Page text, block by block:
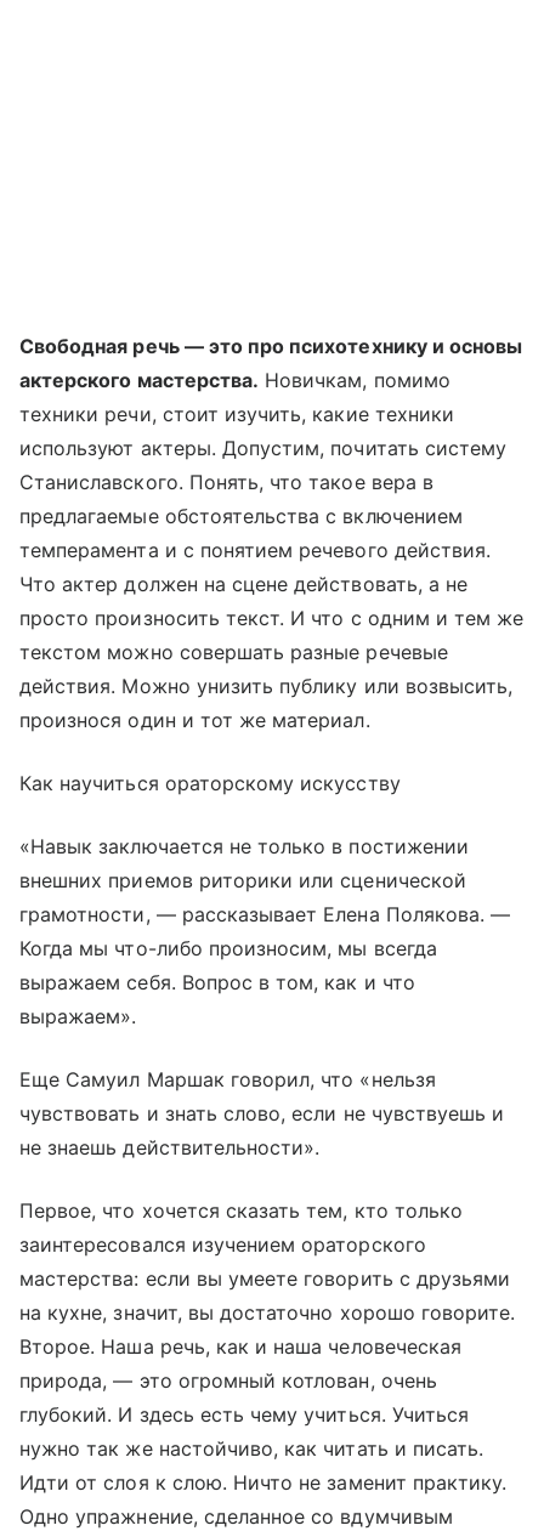
Свободная речь — это про психотехнику и основы
актерского мастерства. Новичкам, помимо
техники речи, стоит изучить, какие техники
используют актеры. Допустим, почитать систему
Станиславского. Понять, что такое вера в
предлагаемые обстоятельства с включением
темперамента и с понятием речевого действия.
Что актер должен на сцене действовать, а не
просто произносить текст. И что с одним и тем же
текстом можно совершать разные речевые
действия. Можно унизить публику или возвысить,
произнося один и тот же материал.
Как научиться ораторскому искусству
«Навык заключается не только в постижении
внешних приемов риторики или сценической
грамотности, — рассказывает Елена Полякова. —
Когда мы что-либо произносим, мы всегда
выражаем себя. Вопрос в том, как и что
выражаем».
Еще Самуил Маршак говорил, что «нельзя
чувствовать и знать слово, если не чувствуешь и
не знаешь действительности».
Первое, что хочется сказать тем, кто только
заинтересовался изучением ораторского
мастерства: если вы умеете говорить с друзьями
на кухне, значит, вы достаточно хорошо говорите.
Второе. Наша речь, как и наша человеческая
природа, — это огромный котлован, очень
глубокий. И здесь есть чему учиться. Учиться
нужно так же настойчиво, как читать и писать.
Идти от слоя к слою. Ничто не заменит практику.
Одно упражнение, сделанное со вдумчивым